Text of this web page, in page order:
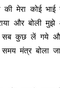
मेरा कोई
और बोली मुझे
सब कुछ लें गये
मंत्र बोला